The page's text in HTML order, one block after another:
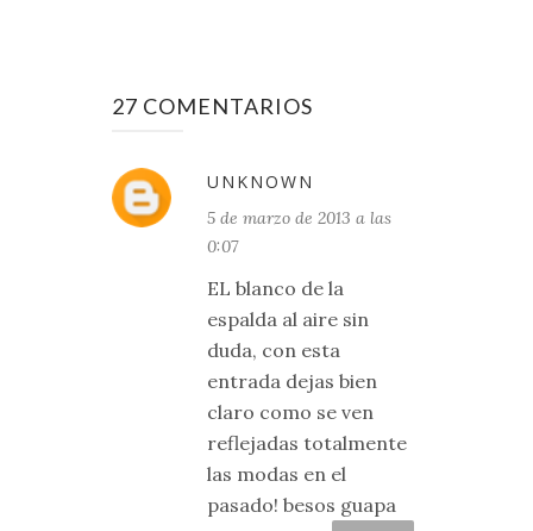
27 COMENTARIOS
UNKNOWN
5 de marzo de 2013 a las
0:07
EL blanco de la
espalda al aire sin
duda, con esta
entrada dejas bien
claro como se ven
reflejadas totalmente
las modas en el
pasado! besos guapa